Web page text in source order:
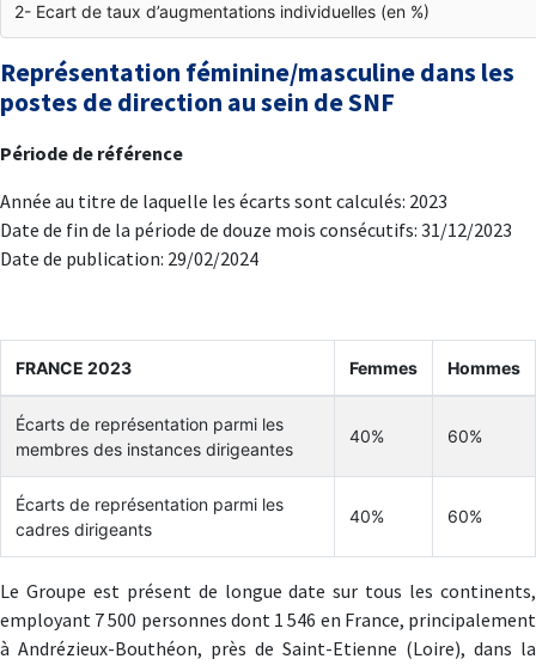
2- Ecart de taux d’augmentations individuelles (en %)
Représentation féminine/masculine dans les
postes de direction au sein de SNF
Période de référence
Année au titre de laquelle les écarts sont calculés: 2023
Date de fin de la période de douze mois consécutifs: 31/12/2023
Date de publication: 29/02/2024
FRANCE 2023 Femmes Hommes
Écarts de représentation parmi les
membres des instances dirigeantes
40% 60%
Écarts de représentation parmi les
cadres dirigeants
40% 60%
Le Groupe est présent de longue date sur tous les continents,
employant 7 500 personnes dont 1 546 en France, principalement
à Andrézieux-Bouthéon, près de Saint-Etienne (Loire), dans la